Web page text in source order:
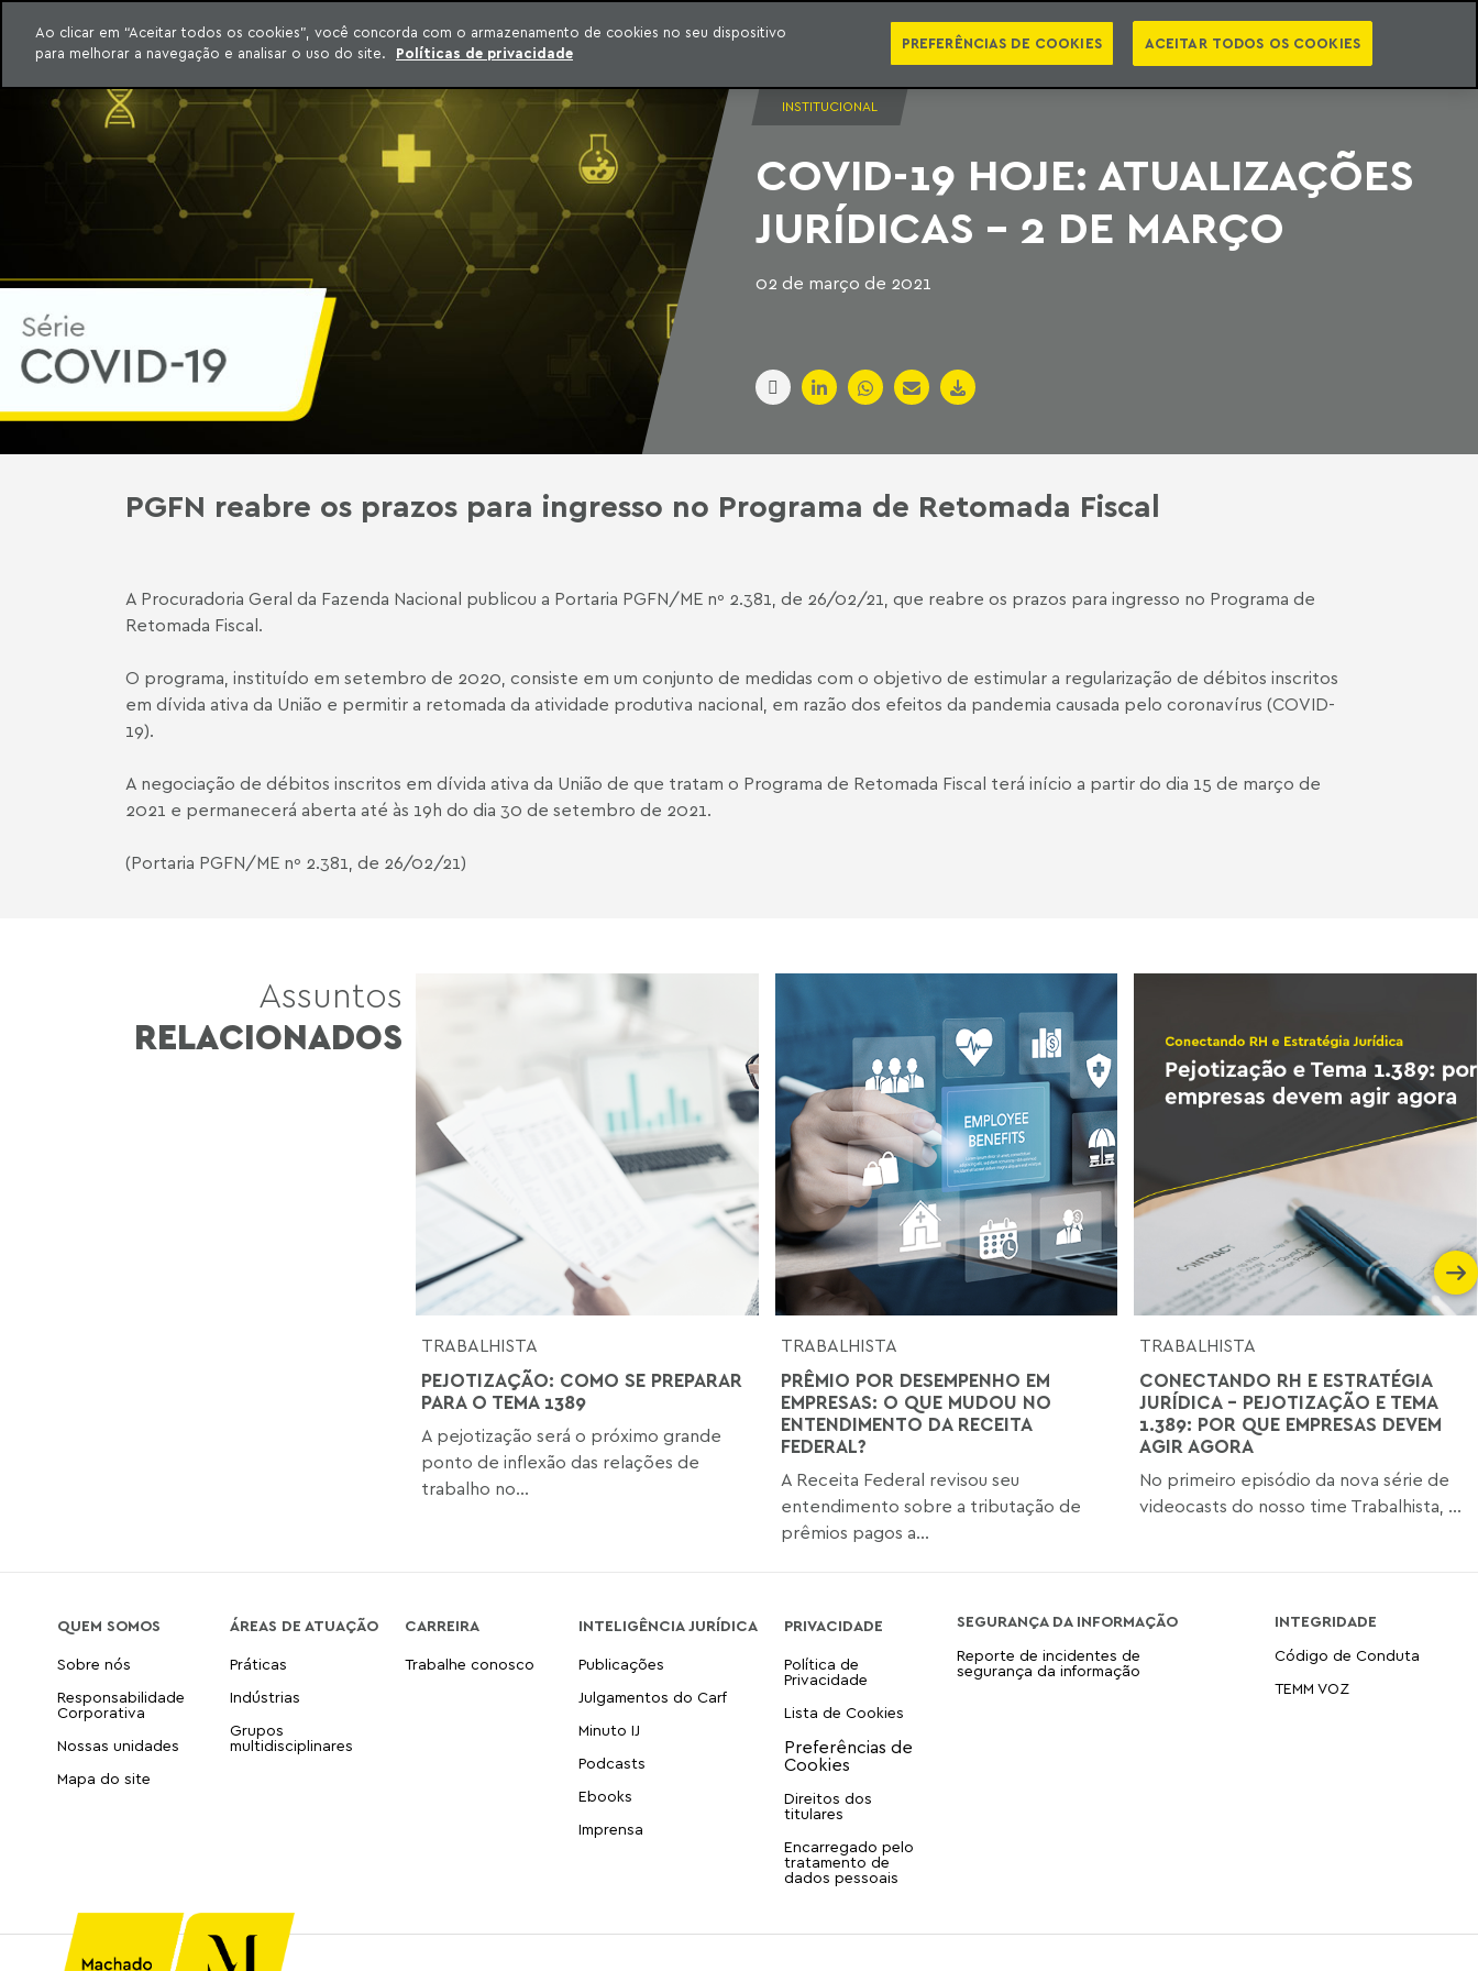
para o conteúdo
Machado Meyer
INTELIGÊNCIA JURÍDICA
CONTEÚDO EXCLUSIVO MACHADO MEYER ADVOGADOS
SÉRIES PUBLICAÇÕES EBOOKS PODCASTS NEWSLETTER VIDEOCASTS PT EN CATEGORIAS
INSTITUCIONAL
COVID-19 HOJE: ATUALIZAÇÕES
JURÍDICAS - 2 DE MARÇO
02 de março de 2021
PGFN reabre os prazos para ingresso no Programa de Retomada Fiscal
A Procuradoria Geral da Fazenda Nacional publicou a Portaria PGFN/ME nº 2.381, de 26/02/21, que reabre os prazos para ingresso no Programa de
Retomada Fiscal.
O programa, instituído em setembro de 2020, consiste em um conjunto de medidas com o objetivo de estimular a regularização de débitos inscritos
em dívida ativa da União e permitir a retomada da atividade produtiva nacional, em razão dos efeitos da pandemia causada pelo coronavírus (COVID-
19).
A negociação de débitos inscritos em dívida ativa da União de que tratam o Programa de Retomada Fiscal terá início a partir do dia 15 de março de
2021 e permanecerá aberta até às 19h do dia 30 de setembro de 2021.
(Portaria PGFN/ME nº 2.381, de 26/02/21)
Assuntos
RELACIONADOS
TRABALHISTA
PEJOTIZAÇÃO: COMO SE PREPARAR
PARA O TEMA 1389
A pejotização será o próximo grande
ponto de inflexão das relações de
trabalho no...
TRABALHISTA
PRÊMIO POR DESEMPENHO EM
EMPRESAS: O QUE MUDOU NO
ENTENDIMENTO DA RECEITA
FEDERAL?
A Receita Federal revisou seu
entendimento sobre a tributação de
prêmios pagos a...
TRABALHISTA
CONECTANDO RH E ESTRATÉGIA
JURÍDICA - PEJOTIZAÇÃO E TEMA
1.389: POR QUE EMPRESAS DEVEM
AGIR AGORA
No primeiro episódio da nova série de
videocasts do nosso time Trabalhista, ...
QUEM SOMOS
Sobre nós
Responsabilidade
Corporativa
Nossas unidades
Mapa do site
ÁREAS DE ATUAÇÃO
Práticas
Indústrias
Grupos
multidisciplinares
CARREIRA
Trabalhe conosco
INTELIGÊNCIA JURÍDICA
Publicações
Julgamentos do Carf
Minuto IJ
Podcasts
Ebooks
Imprensa
PRIVACIDADE
Política de
Privacidade
Lista de Cookies
Direitos dos
titulares
Encarregado pelo
tratamento de
dados pessoais
SEGURANÇA DA INFORMAÇÃO
Reporte de incidentes de
segurança da informação
INTEGRIDADE
Código de Conduta
TEMM VOZ
Ao clicar em “Aceitar todos os cookies”, você concorda com o armazenamento de cookies no seu dispositivo
para melhorar a navegação e analisar o uso do site.
Políticas de privacidade
PREFERÊNCIAS DE COOKIES ACEITAR TODOS OS COOKIES